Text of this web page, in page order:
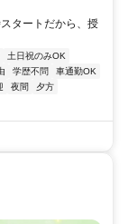
トだから、授
土日祝のみOK
学歴不問
車通勤OK
夜間
夕方